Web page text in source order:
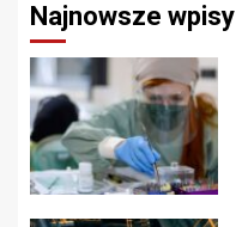
Najnowsze wpisy